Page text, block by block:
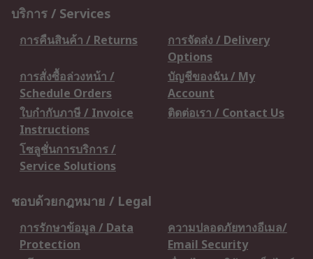
บริการ / Services
การคืนสินค้า / Returns
การจัดส่ง / Delivery
Options
การสั่งซื้อล่วงหน้า /
Schedule Orders
บัญชีของฉัน / My
Account
ใบกำกับภาษี / Invoice
Instructions
ติดต่อเรา / Contact Us
โซลูชั่นการบริการ /
Service Solutions
ชอบด้วยกฎหมาย / Legal
การรักษาข้อมูล / Data
Protection
ความปลอดภัยทางอีเมล/
Email Security